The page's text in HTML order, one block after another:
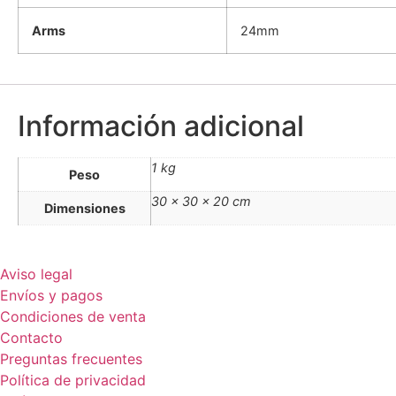
Arms 24mm
Información adicional
Peso 1 kg
Dimensiones 30 × 30 × 20 cm
Aviso legal
Envíos y pagos
Condiciones de venta
Contacto
Preguntas frecuentes
Política de privacidad